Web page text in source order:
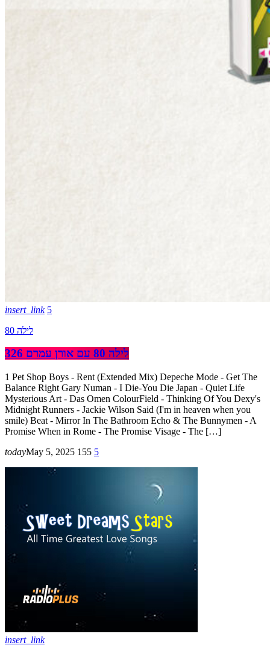
insert_link 5
לילה 80
לילה 80 עם אורן עמרם 326
1 Pet Shop Boys - Rent (Extended Mix) Depeche Mode - Get The
Balance Right Gary Numan - I Die-You Die Japan - Quiet Life
Mysterious Art - Das Omen ColourField - Thinking Of You Dexy's
Midnight Runners - Jackie Wilson Said (I'm in heaven when you
smile) Beat - Mirror In The Bathroom Echo & The Bunnymen - A
Promise When in Rome - The Promise Visage - The […]
todayMay 5, 2025 155 5
insert_link